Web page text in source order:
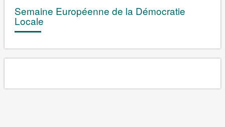
Semaine Européenne de la Démocratie
Locale